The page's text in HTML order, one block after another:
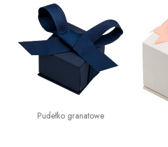
Pudełko granatowe